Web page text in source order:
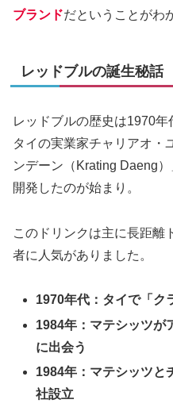
ブランドだということがわ
レッドブルの誕生秘話
レッドブルの歴史は1970年
タイの実業家チャリアオ・
ンデーン（Krating Daeng
開発したのが始まり。
このドリンクは主に長距離
者に人気がありました。
1970年代：タイで「ク
1984年：マテシッツが
に出会う
1984年：マテシッツと
社設立